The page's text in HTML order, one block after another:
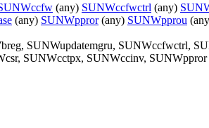
(any) SUNWccfwctrl (any)
(any) SUNWppror(any) SUNWpprou
SUNWupdatemgru, SUNWccfwctrl,
SUNWcctpx, SUNWccinv, SUNWppror